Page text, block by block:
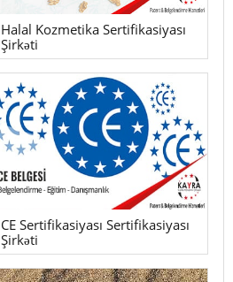
Halal Kozmetika Sertifikasiyası
Şirkəti
CE Sertifikasiyası Sertifikasiyası
Şirkəti